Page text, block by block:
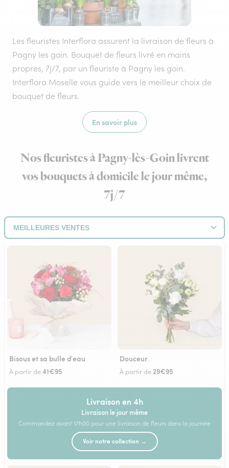
Les fleuristes Interflora assurent la livraison de fleurs à
Pagny les goin. Bouquet de fleurs livré en mains
propres, 7j/7, par un fleuriste à Pagny les goin.
Interflora Moselle vous guide vers le meilleur choix de
bouquet de fleurs.
En savoir plus
Nos fleuristes à Pagny-lès-Goin livrent
vos bouquets à domicile le jour même,
7j/7
Bisous et sa bulle d'eau
À partir de41€95
Douceur
À partir de29€95
Livraison en 4h
Livraison le jour même
Commandez avant 17h00 pour une livraison de fleurs dans la journée
Voir notre collection →